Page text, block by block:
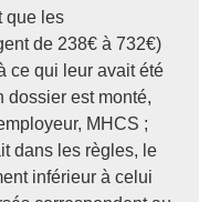
que les
de 238€ à 732€)
ce qui leur avait été
dossier est monté,
MHCS ;
dans les règles, le
inférieur à celui